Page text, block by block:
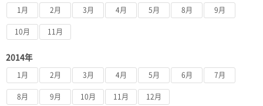
1月 2月 3月 4月 5月 8月 9月
10月 11月
2014年
1月 2月 3月 4月 5月 6月 7月
8月 9月 10月 11月 12月